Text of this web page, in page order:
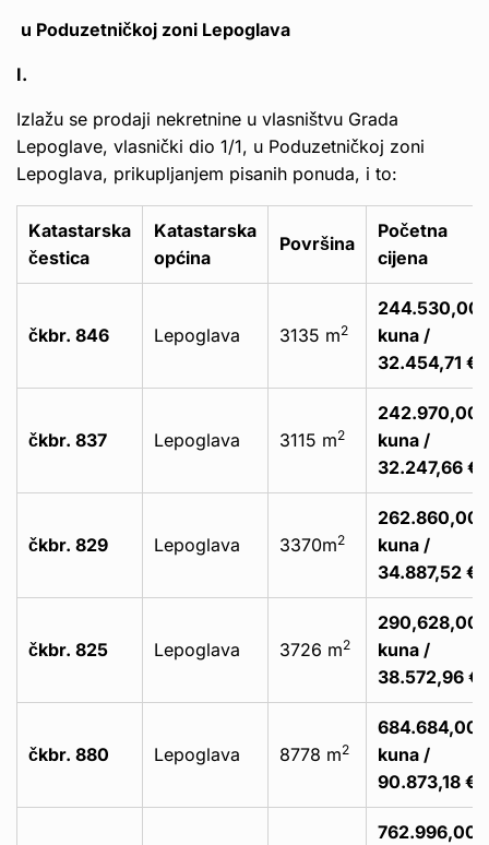
u Poduzetničkoj zoni Lepoglava
I.
Izlažu se prodaji nekretnine u vlasništvu Grada
Lepoglave, vlasnički dio 1/1, u Poduzetničkoj zoni
Lepoglava, prikupljanjem pisanih ponuda, i to:
Katastarska
čestica
Katastarska
općina
Površina
Početna
cijena
čkbr. 846 Lepoglava 3135 m2
244.530,00
kuna /
32.454,71 €
čkbr. 837 Lepoglava 3115 m2
242.970,00
kuna /
32.247,66 €
čkbr. 829 Lepoglava 3370m2
262.860,00
kuna /
34.887,52 €
čkbr. 825 Lepoglava 3726 m2
290,628,00
kuna /
38.572,96 €
čkbr. 880 Lepoglava 8778 m2
684.684,00
kuna /
90.873,18 €
762.996,00